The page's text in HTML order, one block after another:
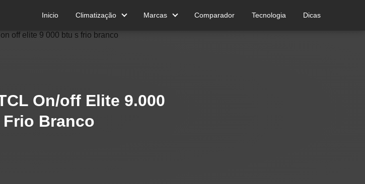
Inicio Climatização Marcas Comparador Tecnologia Dicas
On/off Elite 9.000
Branco